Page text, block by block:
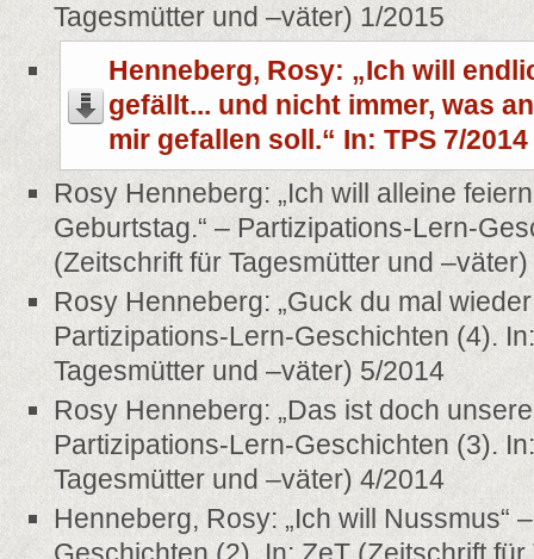
Tagesmütter und –väter) 1/2015
Henneberg, Rosy: „Ich will
gefällt... und nicht immer, was
mir gefallen soll.“ In: TPS 7/2014
Rosy Henneberg: „Ich will alleine
Geburtstag.“ – Partizipations-Lern-
(Zeitschrift für Tagesmütter und
Rosy Henneberg: „Guck du mal
Partizipations-Lern-Geschichten (4).
Tagesmütter und –väter) 5/2014
Rosy Henneberg: „Das ist doch
Partizipations-Lern-Geschichten (3).
Tagesmütter und –väter) 4/2014
Henneberg, Rosy: „Ich will Nussmus“